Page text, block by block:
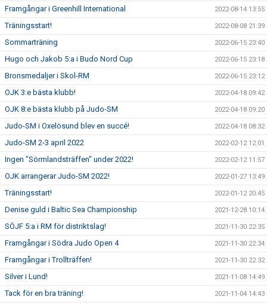
Framgångar i Greenhill International 2022-08-14 13:55
Träningsstart! 2022-08-08 21:39
Sommarträning 2022-06-15 23:40
Hugo och Jakob 5:a i Budo Nord Cup 2022-06-15 23:18
Bronsmedaljer i Skol-RM 2022-06-15 23:12
OJK 3:e bästa klubb! 2022-04-18 09:42
OJK 8:e bästa klubb på Judo-SM 2022-04-18 09:20
Judo-SM i Oxelösund blev en succé! 2022-04-18 08:32
Judo-SM 2-3 april 2022 2022-02-12 12:01
Ingen "Sörmlandsträffen" under 2022! 2022-02-12 11:57
OJK arrangerar Judo-SM 2022! 2022-01-27 13:49
Träningsstart! 2022-01-12 20:45
Denise guld i Baltic Sea Championship 2021-12-28 10:14
SÖJF 5:a i RM för distriktslag! 2021-11-30 22:35
Framgångar i Södra Judo Open 4 2021-11-30 22:34
Framgångar i Trollträffen! 2021-11-30 22:32
Silver i Lund! 2021-11-08 14:49
Tack för en bra träning! 2021-11-04 14:43